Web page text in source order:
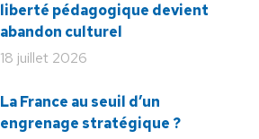
liberté pédagogique devient
abandon culturel
18 juillet 2026
La France au seuil d’un
engrenage stratégique ?